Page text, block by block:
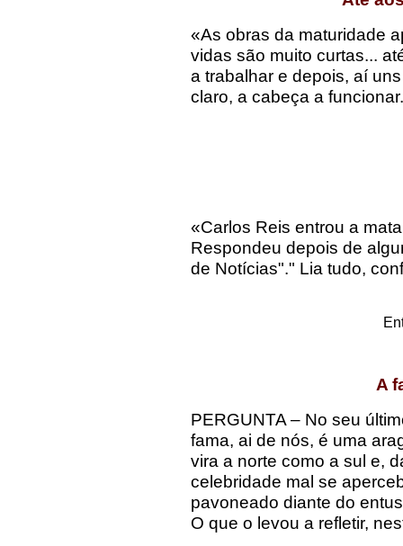
«As obras da maturidade
vidas são muito curtas...
a trabalhar e depois, aí
claro, a cabeça a
«Carlos Reis entrou a
Respondeu depois de
de Notícias"." Lia tudo,
A
PERGUNTA – No seu
fama, ai de nós, é uma
vira a norte como a sul e,
celebridade mal se
pavoneado diante do
O que o levou a refletir,